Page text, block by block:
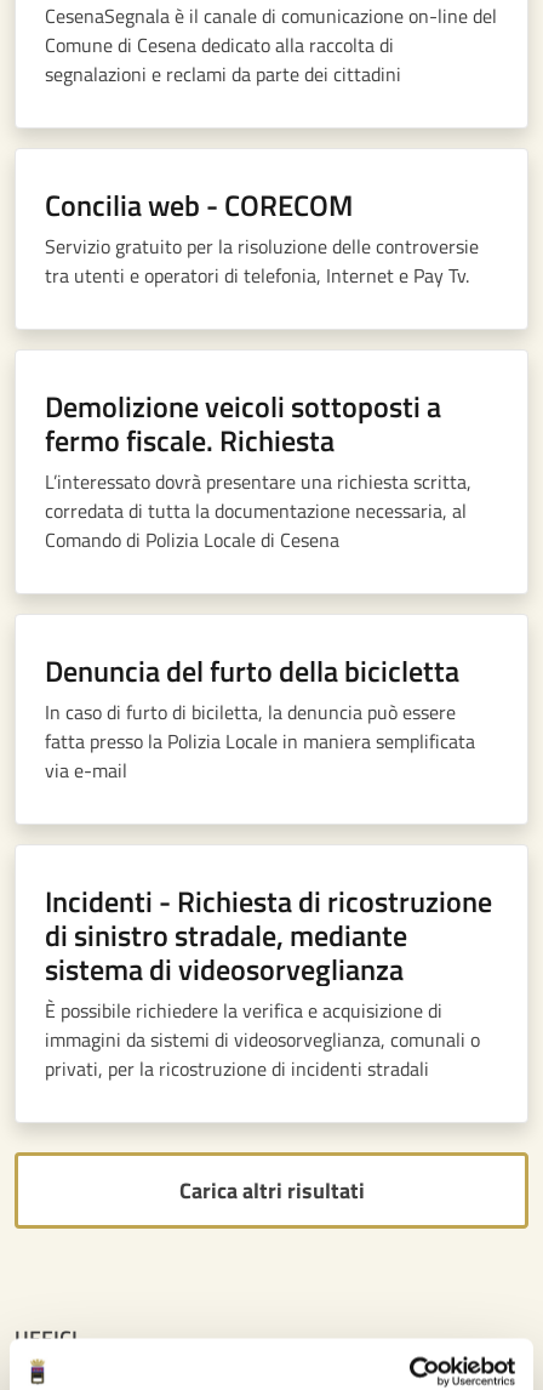
CesenaSegnala è il canale di comunicazione on-line del
Comune di Cesena dedicato alla raccolta di
segnalazioni e reclami da parte dei cittadini
Concilia web - CORECOM
Servizio gratuito per la risoluzione delle controversie
tra utenti e operatori di telefonia, Internet e Pay Tv.
Demolizione veicoli sottoposti a
fermo fiscale. Richiesta
L’interessato dovrà presentare una richiesta scritta,
corredata di tutta la documentazione necessaria, al
Comando di Polizia Locale di Cesena
Denuncia del furto della bicicletta
In caso di furto di biciletta, la denuncia può essere
fatta presso la Polizia Locale in maniera semplificata
via e-mail
Incidenti - Richiesta di ricostruzione
di sinistro stradale, mediante
sistema di videosorveglianza
È possibile richiedere la verifica e acquisizione di
immagini da sistemi di videosorveglianza, comunali o
privati, per la ricostruzione di incidenti stradali
Carica altri risultati
UFFICI